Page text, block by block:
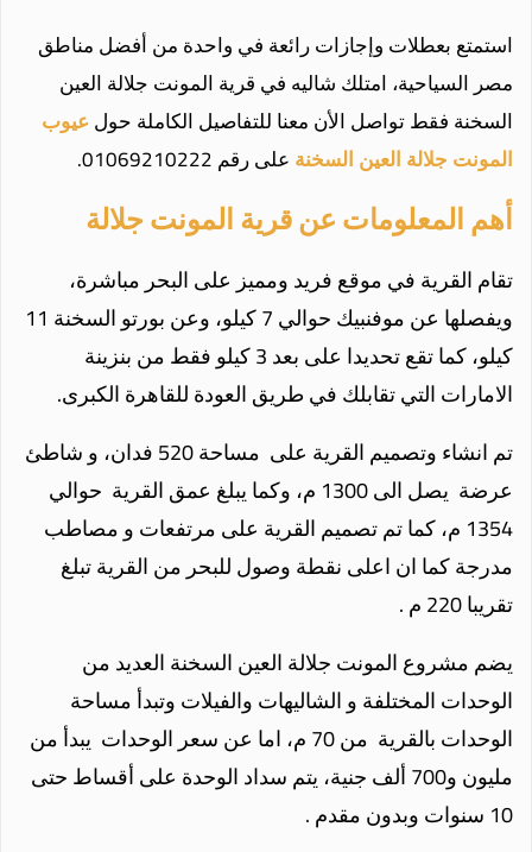
استمتع بعطلات وإجازات رائعة في واحدة من أفضل مناطق
مصر السياحية، امتلك شاليه في قرية المونت جلالة العين
السخنة فقط تواصل الأن معنا للتفاصيل الكاملة حولعيوب
المونت جلالة العينالسخنةعلى رقم 01069210222.
أهم المعلومات عن قرية المونت جلالة
تقام القرية في موقع فريد ومميز على البحر مباشرة،
ويفصلها عن موفنبيك حوالي 7 كيلو، وعن بورتو السخنة 11
كيلو، كما تقع تحديدا على بعد 3 كيلو فقط من بنزينة
الامارات التي تقابلك في طريق العودة للقاهرة الكبرى.
تم انشاء وتصميم القرية على مساحة 520 فدان، و شاطئ
عرضة يصل الى 1300 م، وكما يبلغ عمق القرية حوالي
1354 م، كما تم تصميم القرية على مرتفعات و مصاطب
مدرجة كما ان اعلى نقطة وصول للبحر من القرية تبلغ
تقريبا 220 م .
يضم مشروع المونت جلالة العين السخنة العديد من
الوحدات المختلفة و الشاليهات والفيلات وتبدأ مساحة
الوحدات بالقرية من 70 م، اما عن سعر الوحدات يبدأ من
مليون و700 ألف جنية، يتم سداد الوحدة على أقساط حتى
10 سنوات وبدون مقدم .